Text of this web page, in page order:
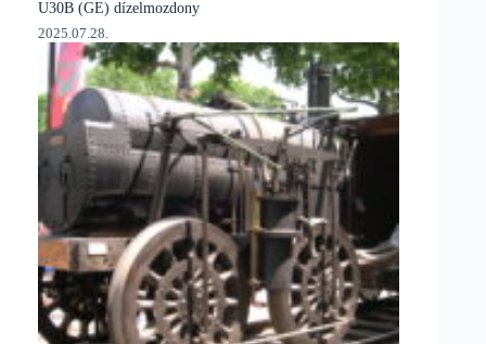
U30B (GE) dízelmozdony
2025.07.28.